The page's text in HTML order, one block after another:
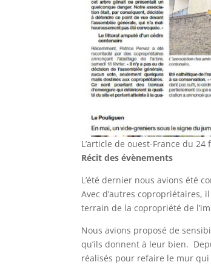
L’article de ouest-France du 24
Récit des évènements
L’été dernier nous avions été
Avec d’autres copropriétaires,
terrain de la copropriété de
Nous avions proposé de
qu’ils donnent à leur bien.
réalisés pour refaire le mur